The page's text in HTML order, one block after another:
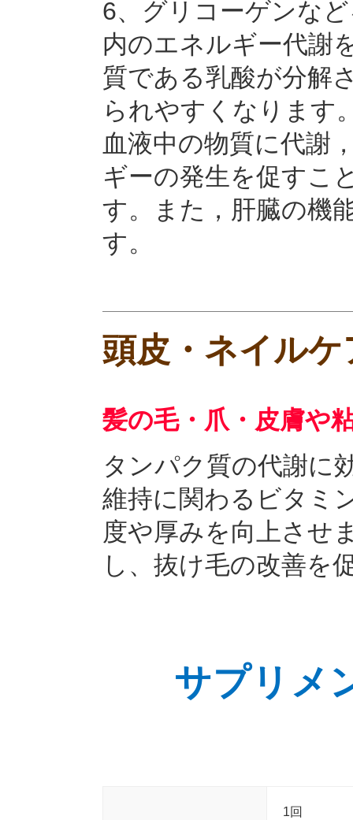
6、グリコーゲンな
内のエネルギー代謝
質である乳酸が分解
られやすくなります
血液中の物質に代謝
ギーの発生を促すこ
す。また，肝臓の機
す。
頭皮・ネイルケ
髪の毛・爪・皮膚や
タンパク質の代謝に
維持に関わるビタミ
度や厚みを向上させ
し、抜け毛の改善を
サプリメ
1回